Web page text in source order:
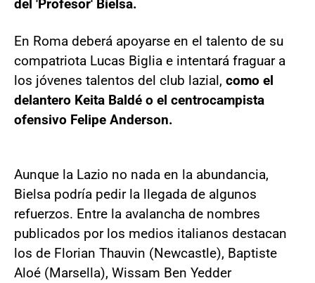
del 'Profesor' Bielsa.
En Roma deberá apoyarse en el talento de su
compatriota Lucas Biglia e intentará fraguar a
los jóvenes talentos del club lazial, como el
delantero Keita Baldé o el centrocampista
ofensivo Felipe Anderson.
Aunque la Lazio no nada en la abundancia,
Bielsa podría pedir la llegada de algunos
refuerzos. Entre la avalancha de nombres
publicados por los medios italianos destacan
los de Florian Thauvin (Newcastle), Baptiste
Aloé (Marsella), Wissam Ben Yedder